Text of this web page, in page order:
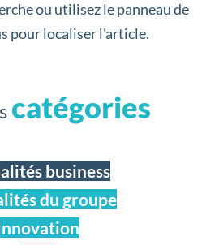
ou utilisez le panneau de
pour localiser l'article.
catégories
business
du groupe